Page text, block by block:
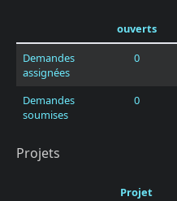
ouverts
Demandes
assignées
0
Demandes
soumises
0
Projets
Projet